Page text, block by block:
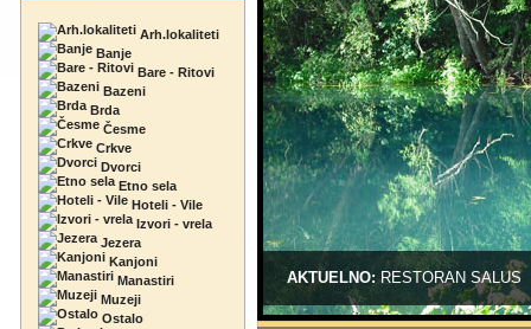
Arh.lokaliteti
Banje
Bare - Ritovi
Bazeni
Brda
Česme
Crkve
Dvorci
Etno sela
Hoteli - Vile
Izvori - vrela
Jezera
Kanjoni
Manastiri
Muzeji
Ostalo
AKTUELNO:BRVNARA ZA DV-